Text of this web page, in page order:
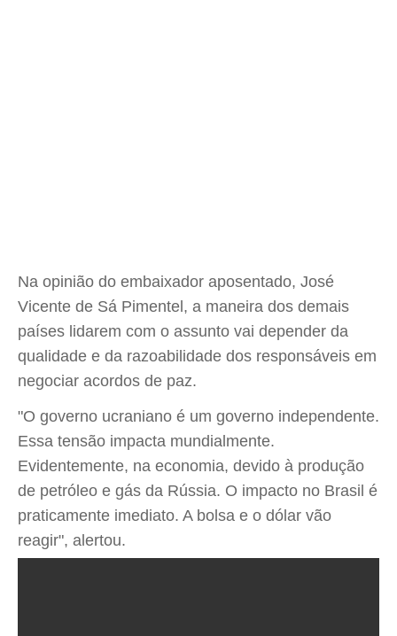
Na opinião do embaixador aposentado, José
Vicente de Sá Pimentel, a maneira dos demais
países lidarem com o assunto vai depender da
qualidade e da razoabilidade dos responsáveis em
negociar acordos de paz.
"O governo ucraniano é um governo independente.
Essa tensão impacta mundialmente.
Evidentemente, na economia, devido à produção
de petróleo e gás da Rússia. O impacto no Brasil é
praticamente imediato. A bolsa e o dólar vão
reagir", alertou.